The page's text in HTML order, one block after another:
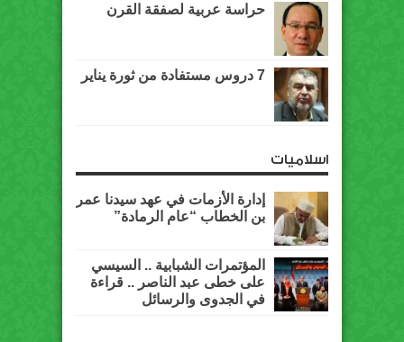
حراسة عربية لصفقة القرن
7 دروس مستفادة من ثورة يناير
اسلاميات
إدارة الأزمات في عهد سيدنا عمر
بن الخطاب “عام الرمادة”
المؤتمرات الشبابية .. السيسي
على خطى عبد الناصر .. قراءة
في الجدوى والرسائل